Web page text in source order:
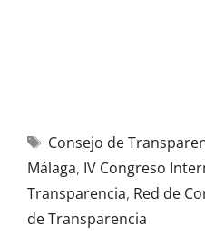
Consejo de
Málaga, IV Congreso
Transparencia, Red de
de Transparencia